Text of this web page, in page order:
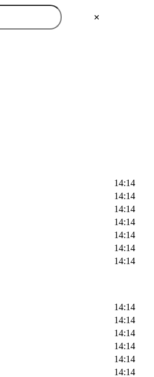
✕
14:14
14:14
14:14
14:14
14:14
14:14
14:14
14:14
14:14
14:14
14:14
14:14
14:14